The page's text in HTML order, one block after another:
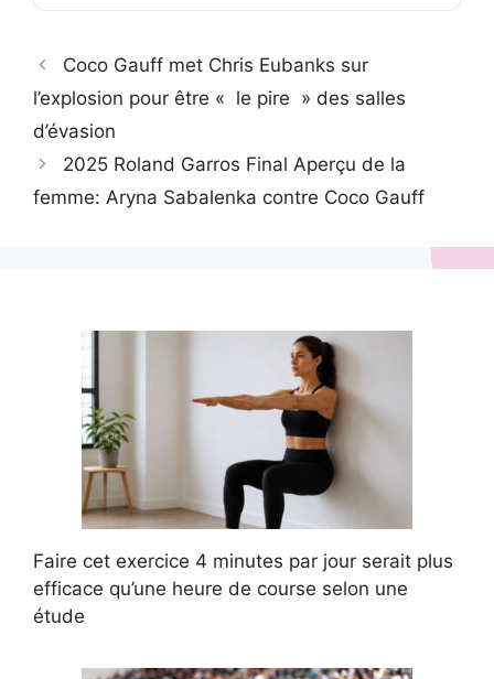
Coco Gauff met Chris Eubanks sur
l’explosion pour être « le pire » des salles
d’évasion
2025 Roland Garros Final Aperçu de la
femme: Aryna Sabalenka contre Coco Gauff
Faire cet exercice 4 minutes par jour serait plus
efficace qu’une heure de course selon une
étude